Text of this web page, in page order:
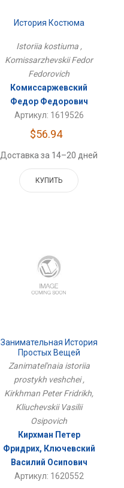
История Костюма
Istoriia kostiuma ,
Komissarzhevskii Fedor
Fedorovich
Комиссаржевский
Федор Федорович
Артикул: 1619526
$56.94
Доставка за 14–20 дней
КУПИТЬ
Занимательная История
Простых Вещей
Zanimatel'naia istoriia
prostykh veshchei ,
Kirkhman Peter Fridrikh,
Kliuchevskii Vasilii
Osipovich
Кирхман Петер
Фридрих, Ключевский
Василий Осипович
Артикул: 1620552